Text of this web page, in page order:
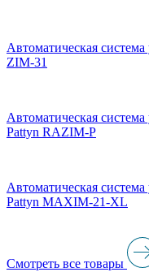
Автоматическая
ZIM-31
Автоматическая
Pattyn RAZIM-P
Автоматическая
Pattyn MAXIM-21-XL
Смотреть все товары